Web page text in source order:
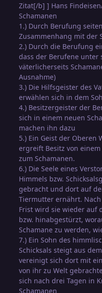
Zitat[/b] ] Hans
Schamanen
1.) Durch Berufung
Zusammenhang mit der
2.) Durch die Berufung
dass der Berufene unter
väterlicherseits
Ausnahme)
3.) Die Hilfsgeister des
erwählen sich in dem
4.) Besitzergeister der
sich in einem neuen
machen ihn dazu
5.) Ein Geist der Oberen
ergreift Besitz von
zum Schamanen.
6.) Die Seele eines
Himmels bzw.
gebracht und dort auf
Tiermutter ernährt.
Frist wird sie wieder auf
bzw. hinabgestürzt,
Schamane zu werden,
7.) Ein Sohn des
Schicksals steigt aus
vereinigt sich dort mit
von ihr zu Welt
sich nach drei Tagen in
Schamanen